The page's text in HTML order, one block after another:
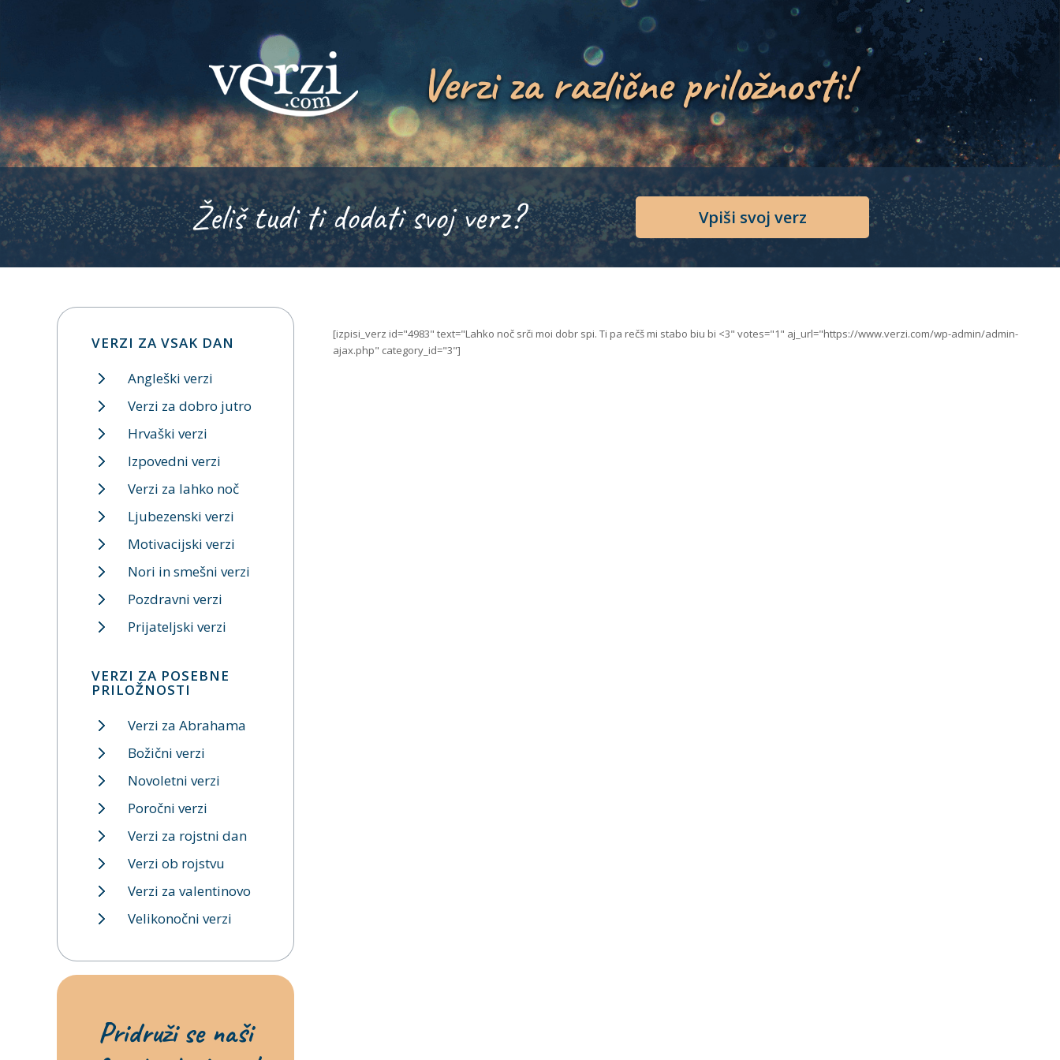
Verzi za različne priložnosti!
Želiš tudi ti dodati svoj verz? Vpiši svoj verz
[izpisi_verz id="4983" text="Lahko noč srči moi dobr spi. Ti pa rečš mi stabo biu bi <3" votes="1" aj_url="https://www.verzi.com/wp-admin/admin-
ajax.php" category_id="3"]
VERZI ZA VSAK DAN
Angleški verzi
Verzi za dobro jutro
Hrvaški verzi
Izpovedni verzi
Verzi za lahko noč
Ljubezenski verzi
Motivacijski verzi
Nori in smešni verzi
Pozdravni verzi
Prijateljski verzi
VERZI ZA POSEBNE
PRILOŽNOSTI
Verzi za Abrahama
Božični verzi
Novoletni verzi
Poročni verzi
Verzi za rojstni dan
Verzi ob rojstvu
Verzi za valentinovo
Velikonočni verzi
Pridruži se naši